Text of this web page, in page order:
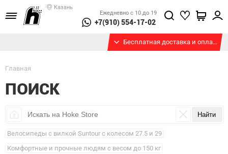
Казань
Ежедневно с 10 до 19
+7(910) 554-17-02
Бесплатная доставка и оплата при получении
Главная
ПОИСК
Велосипеды с вилкой Suntour с колесом 27.5 и 29
Комфортные и прочные людям с весом до 150 кг